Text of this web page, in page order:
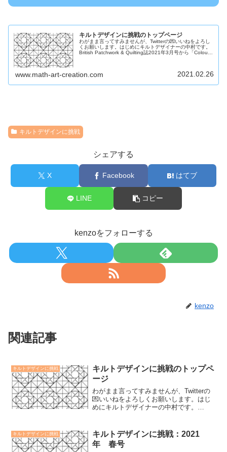
キルトデザインに挑戦のトップページ
わがまま言ってすみませんが、Twitterの💌いいねをよろし
くお願いします。はじめにキルトデザイナーの中村です。
British Patchwork & Quilting誌2021年3月号から「Colour
www.math-art-creation.com 2021.02.26
キルトデザインに挑戦
シェアする
X Facebook はてブ
LINE コピー
kenzoをフォローする
kenzo
関連記事
キルトデザインに挑戦
キルトデザインに挑戦のトップペ
ージ
わがまま言ってすみませんが、Twitterの
💌いいねをよろしくお願いします。はじ
めにキルトデザイナーの中村です。
キルトデザインに挑戦
キルトデザインに挑戦：2021
年 春号